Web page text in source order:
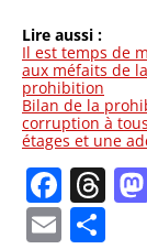
Lire aussi :
Il est temps de
aux méfaits de la
prohibition
Bilan de la
corruption à
étages et une
Email